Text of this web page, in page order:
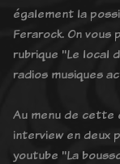
également la
Ferarock. On
rubrique "Le local
radios musiques
Au menu de cette
interview en deux
youtube "La